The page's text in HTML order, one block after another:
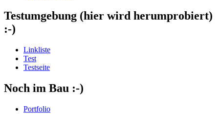
Testumgebung (hier wird herumprobiert)
:-)
Linkliste
Test
Testseite
Noch im Bau :-)
Portfolio